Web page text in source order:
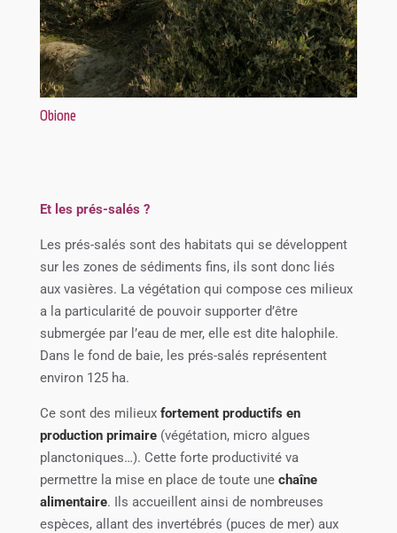
Obione
Et les prés-salés ?
Les prés-salés sont des habitats qui se développent
sur les zones de sédiments fins, ils sont donc liés
aux vasières. La végétation qui compose ces milieux
a la particularité de pouvoir supporter d’être
submergée par l’eau de mer, elle est dite halophile.
Dans le fond de baie, les prés-salés représentent
environ 125 ha.
Ce sont des milieux fortement productifs en
production primaire(végétation, micro algues
planctoniques…). Cette forte productivité va
permettre la mise en place de toute une chaîne
alimentaire. Ils accueillent ainsi de nombreuses
espèces, allant des invertébrés (puces de mer) aux